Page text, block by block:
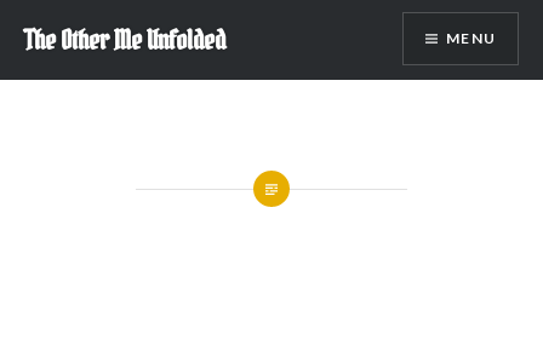
content
The Other Me Unfolded MENU